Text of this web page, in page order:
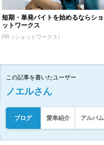
短期・単発バイトを始めるならショ
ットワークス
PR（ショットワークス）
この記事を書いたユーザー
ノエルさん
ブログ 愛車紹介 アルバム